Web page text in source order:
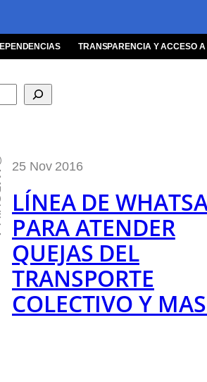
TRANSPARENCIA Y ACCESO
25 Nov 2016
LÍNEA DE
PARA ATENDER
QUEJAS DEL
TRANSPORTE
COLECTIVO Y